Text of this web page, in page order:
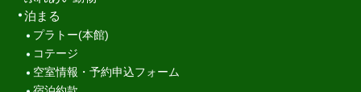
泊まる
プラトー(本館)
コテージ
空室情報・予約申込フォーム